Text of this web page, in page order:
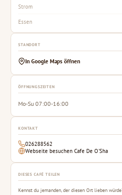
Strom
Essen
STANDORT
In Google Maps öffnen
ÖFFNUNGSZEITEN
Mo-Su 07:00-16:00
KONTAKT
026288562
Webseite besuchen Cafe De O'Sha
DIESES CAFÉ TEILEN
Kennst du jemanden, der diesen Ort lieben